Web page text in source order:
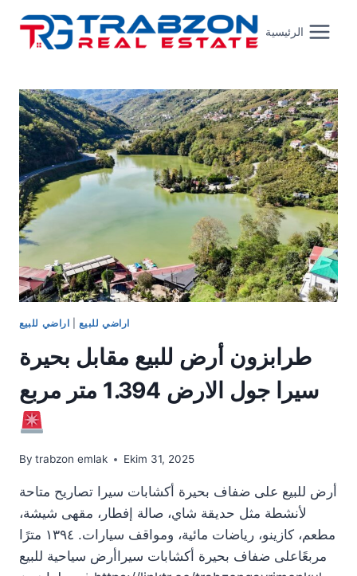
content
الرئيسية
اراضي للبيع اراضي للبيع
طرابزون أرض للبيع مقابل بحيرة
سيرا جول الارض 1.394 متر مربع
By trabzon emlak Ekim 31, 2025
أرض للبيع على ضفاف بحيرة أكشابات سيرا تصاريح متاحة
لأنشطة مثل حديقة شاي، صالة إفطار، مقهى شيشة،
مطعم، كازينو، رياضات مائية، ومواقف سيارات. ١٣٩٤ مترًا
مربعًاعلى ضفاف بحيرة أكشابات سيراأرض سياحية للبيع